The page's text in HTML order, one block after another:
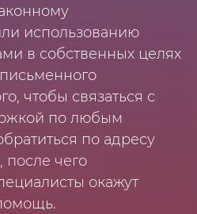
использованию
в собственных целях
чтобы связаться с
по любым
по адресу
, после чего
окажут